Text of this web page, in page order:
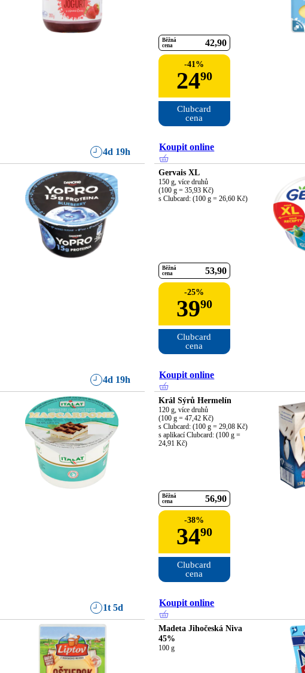
Běžná
cena
42 90
-41%
2490
Clubcard
cena
4d 19h Koupit online
Gervais XL
150 g, více druhů
(100 g = 35,93 Kč)
s Clubcard: (100 g = 26,60 Kč)
Běžná
cena
53 90
-25%
3990
Clubcard
cena
4d 19h Koupit online
Král Sýrů Hermelín
120 g, více druhů
(100 g = 47,42 Kč)
s Clubcard: (100 g = 29,08 Kč)
s aplikací Clubcard: (100 g =
24,91 Kč)
Běžná
cena
56 90
-38%
3490
Clubcard
cena
1t 5d Koupit online
Madeta Jihočeská Niva
45%
100 g